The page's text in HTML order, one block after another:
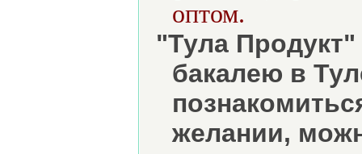
оптом.
"Тула
бакалею в
желании,